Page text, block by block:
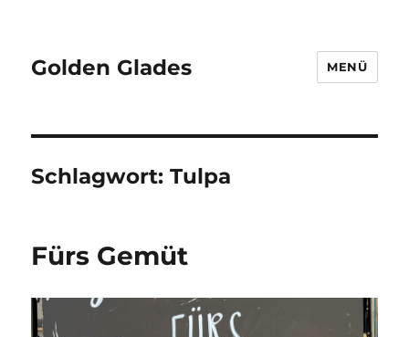
Golden Glades MENÜ
Schlagwort:Tulpa
Fürs Gemüt